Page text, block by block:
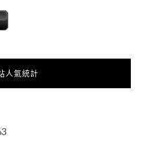
人氣統計